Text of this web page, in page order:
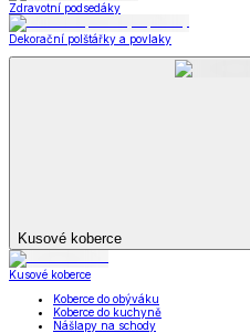
Zdravotní podsedáky
Dekorační polštářky a povlaky
Kusové koberce
Kusové koberce
Koberce do obýváku
Koberce do kuchyně
Nášlapy na schody